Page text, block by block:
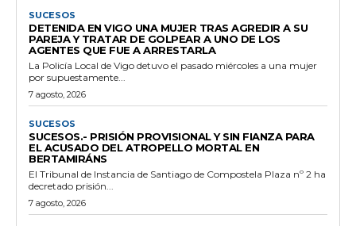
SUCESOS
DETENIDA EN VIGO UNA MUJER TRAS AGREDIR A SU
PAREJA Y TRATAR DE GOLPEAR A UNO DE LOS
AGENTES QUE FUE A ARRESTARLA
La Policía Local de Vigo detuvo el pasado miércoles a una mujer
por supuestamente...
7 agosto, 2026
SUCESOS
SUCESOS.- PRISIÓN PROVISIONAL Y SIN FIANZA PARA
EL ACUSADO DEL ATROPELLO MORTAL EN
BERTAMIRÁNS
El Tribunal de Instancia de Santiago de Compostela Plaza nº 2 ha
decretado prisión...
7 agosto, 2026